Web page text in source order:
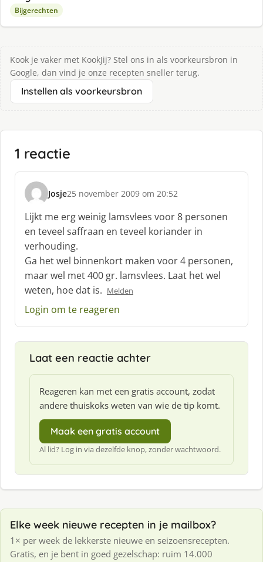
Bijgerechten
Kook je vaker met KookJij? Stel ons in als voorkeursbron in
Google, dan vind je onze recepten sneller terug.
Instellen als voorkeursbron
1 reactie
Josje
s
c
h
r
e
e
f
25 november 2009 om 20:52
Lijkt me erg weinig lamsvlees voor 8 personen
en teveel saffraan en teveel koriander in
verhouding.
Ga het wel binnenkort maken voor 4 personen,
maar wel met 400 gr. lamsvlees. Laat het wel
weten, hoe dat is. Melden
Login om te reageren
Laat een reactie achter
Reageren kan met een gratis account, zodat
andere thuiskoks weten van wie de tip komt.
Maak een gratis account
Al lid? Log in via dezelfde knop, zonder wachtwoord.
Elke week nieuwe recepten in je mailbox?
1× per week de lekkerste nieuwe en seizoensrecepten.
Gratis, en je bent in goed gezelschap: ruim 14.000